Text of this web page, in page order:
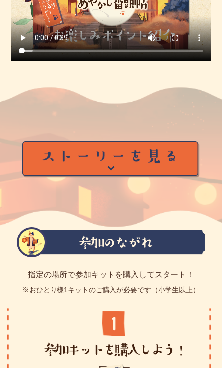
指定の場所で参加キットを購入してスタート！
※おひとり様1キットのご購入が必要です（小学生以上）